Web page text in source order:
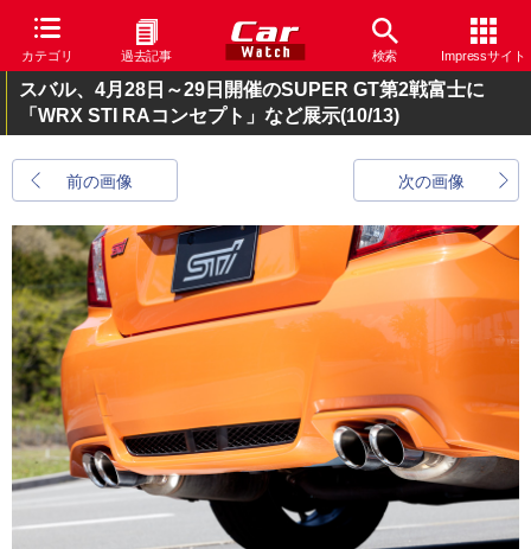
カテゴリ 過去記事 検索 Impressサイト
スバル、4月28日～29日開催のSUPER GT第2戦富士に
「WRX STI RAコンセプト」など展示(10/13)
前の画像 次の画像